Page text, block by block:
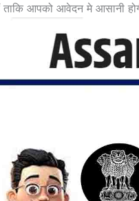
ताकि आपको आवेदन मे आसानी